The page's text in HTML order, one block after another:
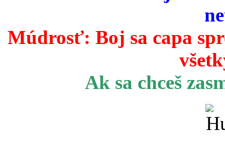
Múdrosť: Boj sa capa
Ak sa chceš